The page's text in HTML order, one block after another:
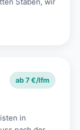
ab 7 €/lfm
in